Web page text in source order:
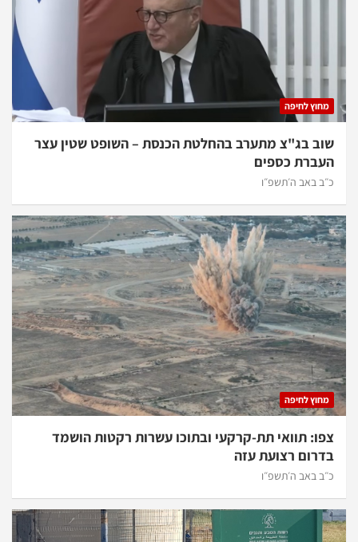
מחוץ לחיפה
שוב בג"צ מתערב בהחלטת הכנסת – השופט שטין עצר
העברת כספים
כ״ב באב ה׳תשפ״ו
מחוץ לחיפה
צפו: תוואי תת-קרקעי ובתוכו עשרות רקטות הושמד
בדרום רצועת עזה
כ״ב באב ה׳תשפ״ו